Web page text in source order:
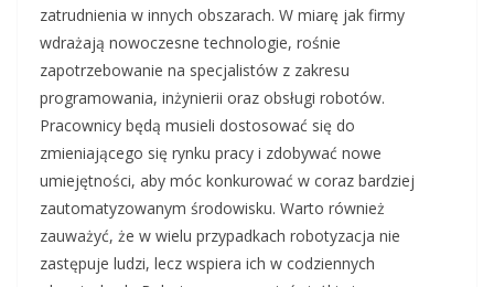
zatrudnienia w innych obszarach. W miarę jak firmy
wdrażają nowoczesne technologie, rośnie
zapotrzebowanie na specjalistów z zakresu
programowania, inżynierii oraz obsługi robotów.
Pracownicy będą musieli dostosować się do
zmieniającego się rynku pracy i zdobywać nowe
umiejętności, aby móc konkurować w coraz bardziej
zautomatyzowanym środowisku. Warto również
zauważyć, że w wielu przypadkach robotyzacja nie
zastępuje ludzi, lecz wspiera ich w codziennych